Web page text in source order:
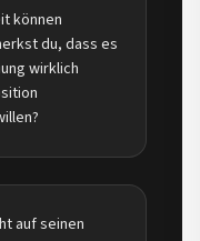
können
du, dass es
wirklich
auf seinen